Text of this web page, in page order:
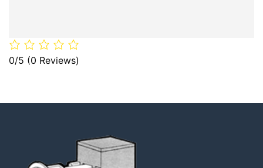
0/5 (0 Reviews)